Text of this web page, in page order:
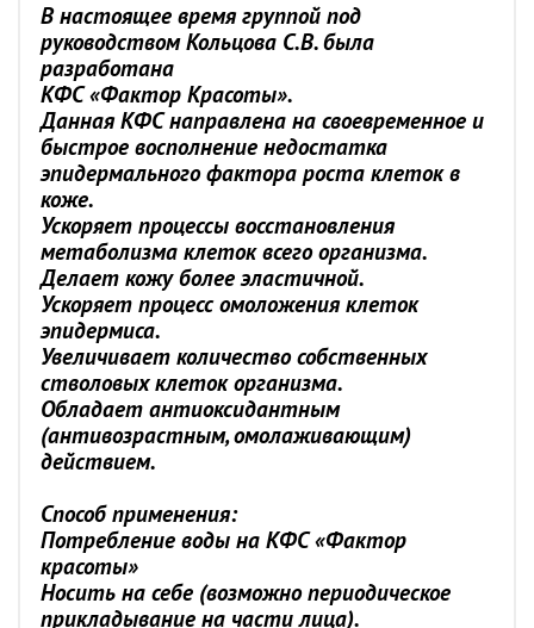
В настоящее время группой под
руководством Кольцова С.В. была
разработана
КФС «Фактор Красоты».
Данная КФС направлена на своевременное и
быстрое восполнение недостатка
эпидермального фактора роста клеток в
коже.
Ускоряет процессы восстановления
метаболизма клеток всего организма.
Делает кожу более эластичной.
Ускоряет процесс омоложения клеток
эпидермиса.
Увеличивает количество собственных
стволовых клеток организма.
Обладает антиоксидантным
(антивозрастным, омолаживающим)
действием.
Способ применения:
Потребление воды на КФС «Фактор
красоты»
Носить на себе (возможно периодическое
прикладывание на части лица).